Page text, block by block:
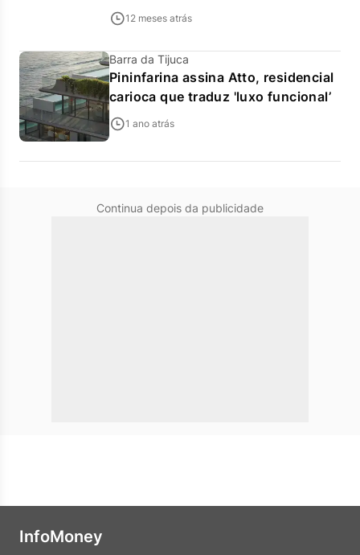
12 meses atrás
Barra da Tijuca
Pininfarina assina Atto, residencial
carioca que traduz 'luxo funcional’
1 ano atrás
Continua depois da publicidade
InfoMoney